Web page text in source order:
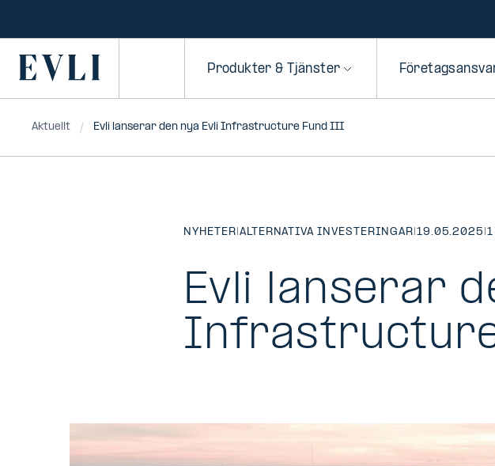
Primary Produkter & Tjänster
Aktuellt Evli lanserar den nya Evli Infrastructure Fund III
NYHETER|ALTERNATIVA INVESTERINGAR|19.05.2025 |
Evli lanserar